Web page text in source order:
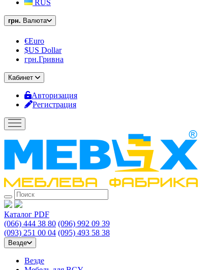
RUS
грн. Валюта
€Euro
$US Dollar
грн.Гривна
Кабинет
Авторизация
Регистрация
Каталог PDF
(066) 444 38 80 (096) 992 09 39
(093) 251 00 04 (095) 493 58 38
Везде
Везде